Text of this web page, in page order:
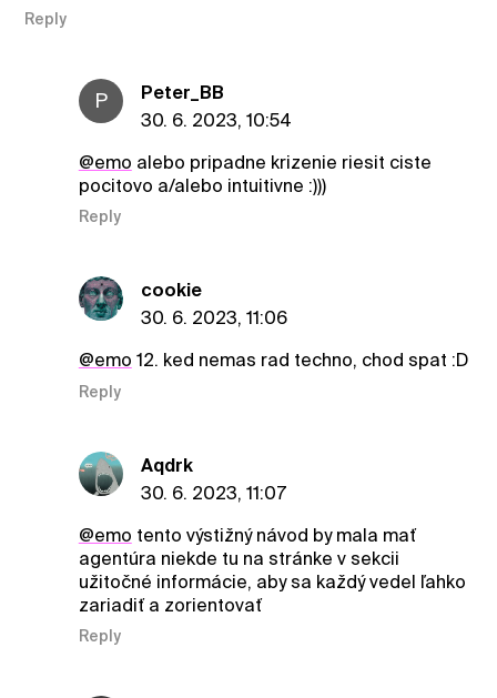
Reply
P
Peter_BB
30. 6. 2023, 10:54
@emo alebo pripadne krizenie riesit ciste
pocitovo a/alebo intuitivne :)))
Reply
cookie
30. 6. 2023, 11:06
@emo 12. ked nemas rad techno, chod spat :D
Reply
Aqdrk
30. 6. 2023, 11:07
@emo tento výstižný návod by mala mať
agentúra niekde tu na stránke v sekcii
užitočné informácie, aby sa každý vedel ľahko
zariadiť a zorientovať
Reply